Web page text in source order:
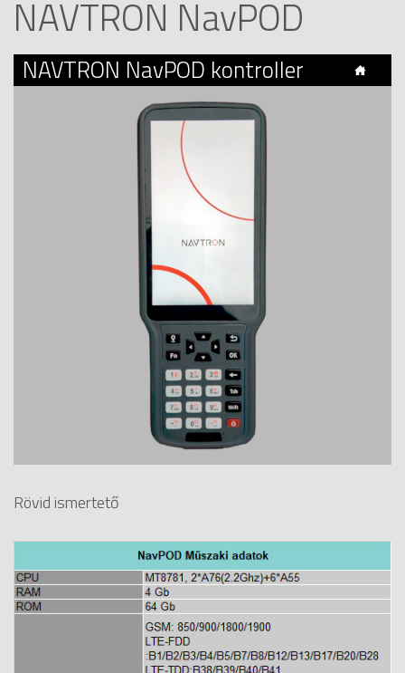
NAVTRON NavPOD
NAVTRON NavPOD kontroller
Rövid ismertető